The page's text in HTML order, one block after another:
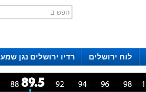
לוח ירושלים
רדיו ירושלים נגן שמע